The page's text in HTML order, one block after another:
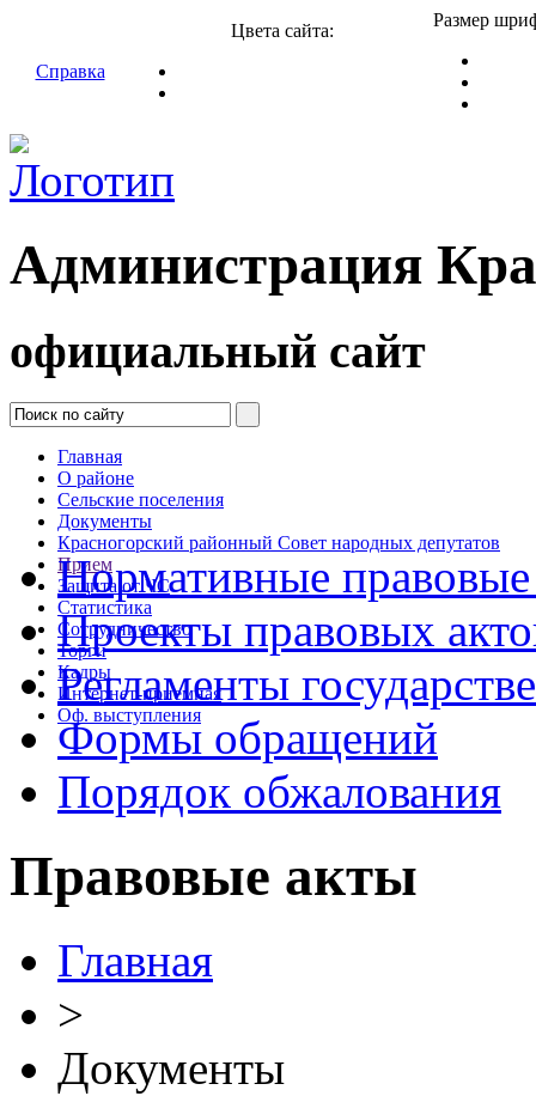
Справка
Цвета сайта:
Размер
Администрация
официальный сайт
Главная
О районе
Сельские поселения
Документы
Красногорский районный Совет народных депутатов
Прием
Защита от ЧС
Статистика
Сотрудничество
Торги
Кадры
Интернет-приемная
Оф. выступления
Нормативные
Проекты правовых
Регламенты
Формы обращений
Порядок обжалования
Правовые акты
Главная
>
Документы